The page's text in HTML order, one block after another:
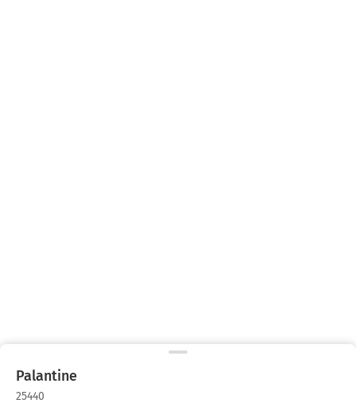
Palantine
25440